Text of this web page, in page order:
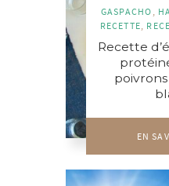
GASPACHO ,
RECETTE,
Recette
EN